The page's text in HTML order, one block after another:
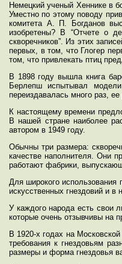
Немецкий ученый Хеннике в
Уместно по этому поводу
комитета А. П. Богданов
изобретены? В “Отчете о
скворечников”. Из этих
первых, в том, что Глогер
том, что привлекать птиц
В 1898 году вышла книга
Берлепш испытывал
переиздавалась много раз,
К настоящему времени
В нашей стране наиболее
автором в 1949 году.
Обычны три размера:
качестве наполнителя. Они
работают фабрики,
Для широкого использования
искусственных гнездовий и в
У каждого народа есть свои
которые очень отзывчивы на
В 1920-х годах на
требования к гнездовьям
размеры и форма гнездовья